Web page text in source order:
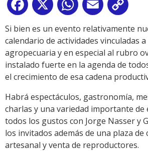
Facebook
X WhatsApp
Email
Link
Si bien es un evento relativamente
calendario de actividades vinculadas
agropecuaria y en especial al rubro
instalado fuerte en la agenda de
el crecimiento de esa cadena
Habrá espectáculos, gastronomía,
charlas y una variedad importante de
todos los gustos con Jorge Nasser y
los invitados además de una plaza de
artesanal y venta de reproductores.